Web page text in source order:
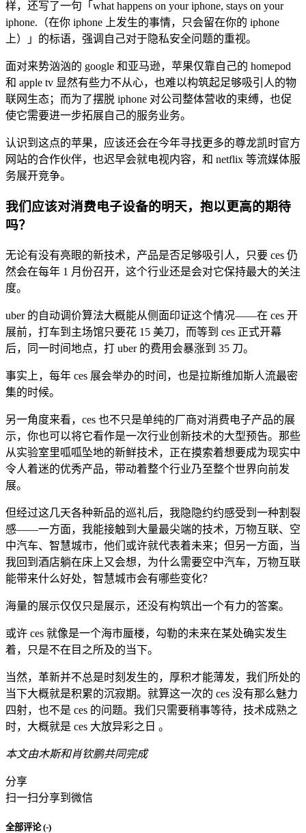
样，还写了一句「what happens on your iphone, stays on your
iphone.（在你 iphone 上发生的事情，只会留在你的 iphone
上）」的标语，强调自己对于隐私安全问题的重视。
面对来势汹汹的 google 和亚马逊，苹果仅靠自己的 homepod
和 apple tv 显然有些力不从心，也难以构筑起足够吸引人的物
联网生态；而为了摆脱 iphone 对公司整体营收的束缚，也促
使它需要进一步拓展自己的服务业务。
认识到这点的苹果，应该还会在今年寻找更多的尊龙凯时官方
网站的合作伙伴，也迟早会就电视内容，和 netflix 等流媒体服
务展开竞争。
我们应该对消费电子设备的明天，抱以更高的期待
吗？
无论有没有亮眼的新技术，产品是否足够吸引人，只要 ces 仍
然会在每年 1 月份召开，这个行业还是会对它保持最大的关注
度。
uber 的自动调价算法大概能从侧面印证这个情况——在 ces 开
展前，打车到主场馆只要花 15 美刀，而等到 ces 正式开幕
后，同一时间地点，打 uber 的费用会暴涨到 35 刀。
事实上，每年 ces 展会举办的时间，也是拉斯维加斯人流最密
集的时候。
另一角度来看，ces 也不只是单纯的厂商对消费电子产品的展
示，你也可以将它看作是一次行业创新技术的大型预告。那些
从实验室里呱呱坠地的新鲜技术，正在摸索着想要成为现实中
令人着迷的优秀产品，带动着整个行业乃至整个世界向前发
展。
但经过这几天各种新品的巡礼后，我隐隐约约感受到一种割裂
感——一方面，我能接触到大量最尖端的技术，万物互联、空
中汽车、智慧城市，他们或许就代表着未来；但另一方面，当
我回到酒店躺在床上又会想，为什么需要空中汽车，万物互联
能带来什么好处，智慧城市会有哪些变化？
海量的展示仅仅只是展示，还没有构筑出一个有力的答案。
或许 ces 就像是一个海市蜃楼，勾勒的未来在某处确实发生
着，只是不在目之所及的当下。
当然，革新并不总是时刻发生的，厚积才能薄发，我们所处的
当下大概就是积累的沉寂期。就算这一次的 ces 没有那么魅力
四射，也不是 ces 的问题。我们只需要稍事等待，技术成熟之
时，大概就是 ces 大放异彩之日 。
本文由木斯和肖钦鹏共同完成
分享
扫一扫分享到微信
全部评论 (-)